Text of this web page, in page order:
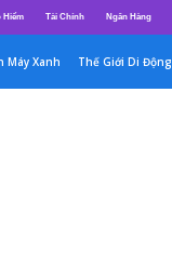
Hiểm Tài Chính Ngân Hàng
Máy Xanh Thế Giới Di Động